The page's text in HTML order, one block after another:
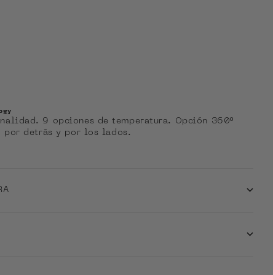
9 opciones de temperatura. Opción 360º
por detrás y por los lados.